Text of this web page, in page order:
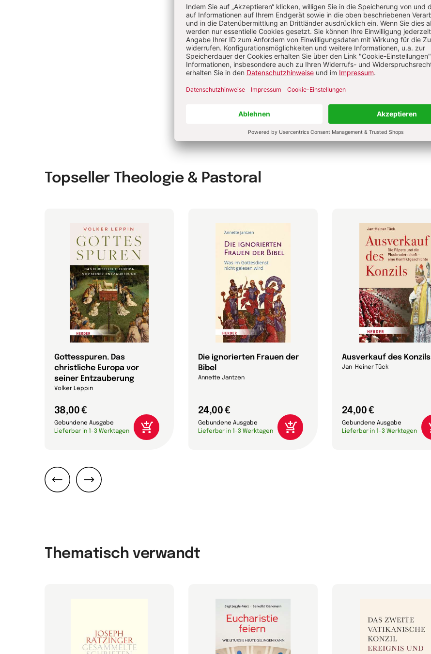
Peter Schönheit
jetzt Outplacementberater und
Unternehmer, hat als Coach ca. 200
Führungskräfte – auch kirchliche – in der
beruflichen Neuorientierung begleitet.
Ehrenamtlich hat er sich an vielen Stellen
in der Kirche engagiert und dabei auch
toxische Führungskultur erlebt.
Topseller Theologie & Pastoral
Gottesspuren. Das
christliche Europa vor
seiner Entzauberung
Volker Leppin
38,00 €
Gebundene Ausgabe
Lieferbar in 1-3 Werktagen
Die ignorierten Frauen der
Bibel
Annette Jantzen
24,00 €
Gebundene Ausgabe
Lieferbar in 1-3 Werktagen
Ausverkauf des Konzils
Jan-Heiner Tück
24,00 €
Gebundene Ausgabe
Lieferbar in 1-3 Werktagen
Thematisch verwandt